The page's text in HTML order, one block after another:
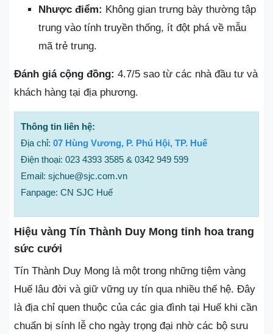
Nhược điểm: Không gian trưng bày thường tập
trung vào tính truyền thống, ít đột phá về mẫu
mã trẻ trung.
Đánh giá cộng đồng: 4.7/5 sao từ các nhà đầu tư và
khách hàng tại địa phương.
Thông tin liên hệ:
Địa chỉ: 07 Hùng Vương, P. Phú Hội, TP. Huế
Điện thoại: 023 4393 3585 & 0342 949 599
Email: sjchue@sjc.com.vn
Fanpage: CN SJC Huế
Hiệu vàng Tín Thành Duy Mong tinh hoa trang
sức cưới
Tín Thành Duy Mong là một trong những tiệm vàng
Huế lâu đời và giữ vững uy tín qua nhiều thế hệ. Đây
là địa chỉ quen thuộc của các gia đình tại Huế khi cần
chuẩn bị sính lễ cho ngày trọng đại nhờ các bộ sưu